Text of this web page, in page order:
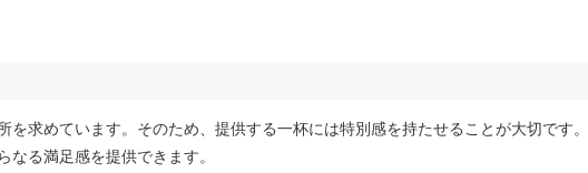
求めています。そのため、提供する一杯には特別感を持たせることが大切です。
る満足感を提供できます。